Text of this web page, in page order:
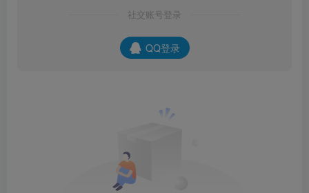
社交账号登录
QQ登录